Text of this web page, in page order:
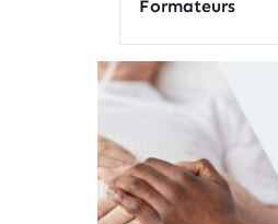
Formateurs